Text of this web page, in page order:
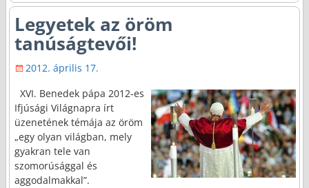
Legyetek az öröm
tanúságtevői!
2012. április 17.
XVI. Benedek pápa 2012-es
Ifjúsági Világnapra írt
üzenetének témája az öröm
„egy olyan világban, mely
gyakran tele van
szomorúsággal és
aggodalmakkal”.